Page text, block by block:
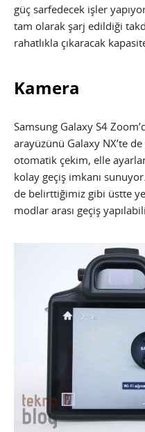
güç sarfedecek işler
tam olarak şarj edildiği
rahatlıkla çıkaracak
Kamera
Samsung Galaxy S4
arayüzünü Galaxy NX’te
otomatik çekim, elle
kolay geçiş imkanı
de belirttiğimiz gibi üstte
modlar arası geçiş